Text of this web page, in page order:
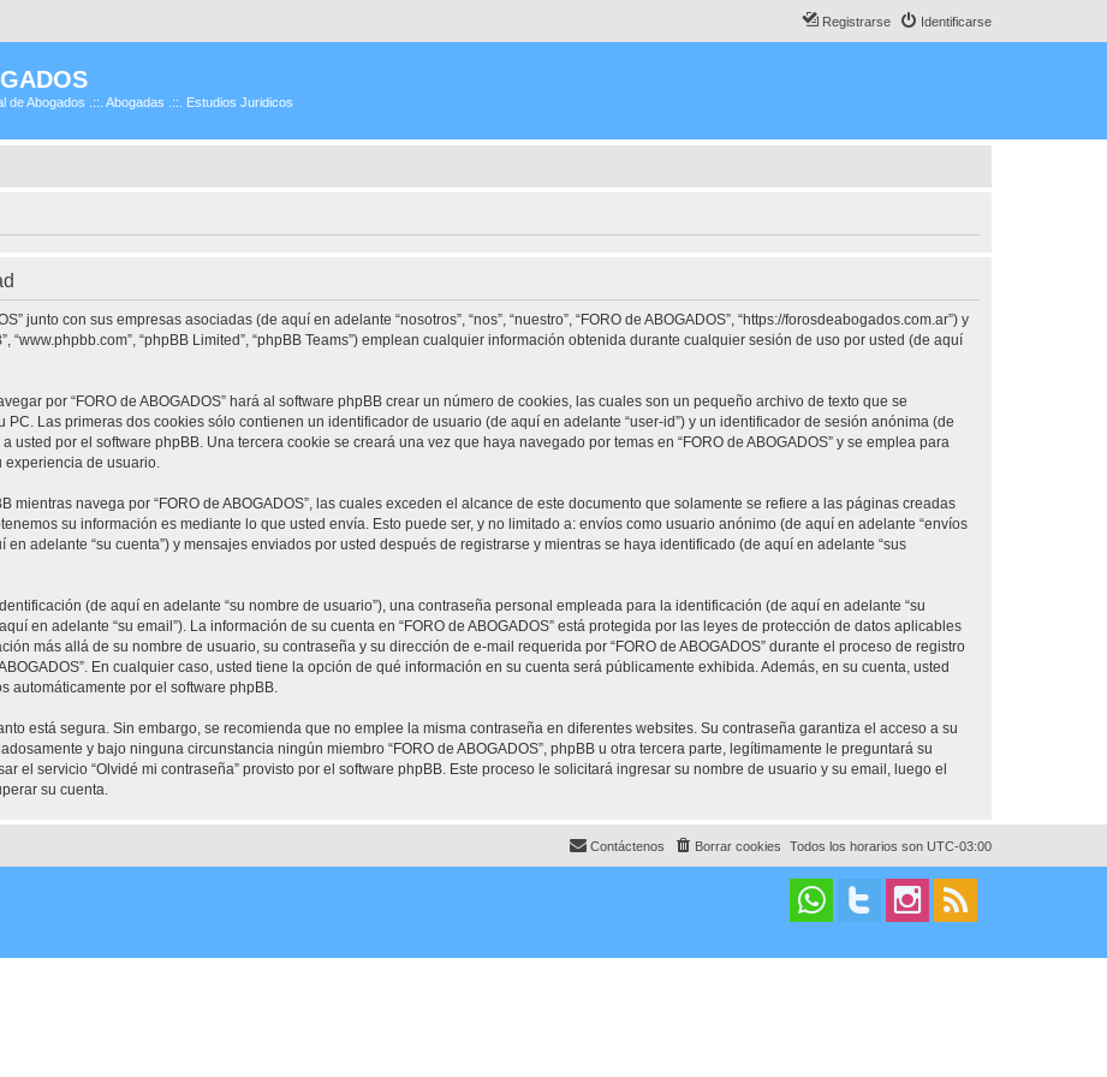
Identificarse
Registrarse
de Abogados .::. Abogadas .::. Estudios Juridicos
junto con sus empresas asociadas (de aquí en adelante “nosotros”, “nos”, “nuestro”, “FORO de ABOGADOS”, “https://forosdeabogados.com.ar”) y
“www.phpbb.com”, “phpBB Limited”, “phpBB Teams”) emplean cualquier información obtenida durante cualquier sesión de uso por usted (de aquí
por “FORO de ABOGADOS” hará al software phpBB crear un número de cookies, las cuales son un pequeño archivo de texto que se
Las primeras dos cookies sólo contienen un identificador de usuario (de aquí en adelante “user-id”) y un identificador de sesión anónima (de
usted por el software phpBB. Una tercera cookie se creará una vez que haya navegado por temas en “FORO de ABOGADOS” y se emplea para
experiencia de usuario.
mientras navega por “FORO de ABOGADOS”, las cuales exceden el alcance de este documento que solamente se refiere a las páginas creadas
su información es mediante lo que usted envía. Esto puede ser, y no limitado a: envíos como usuario anónimo (de aquí en adelante “envíos
en adelante “su cuenta”) y mensajes enviados por usted después de registrarse y mientras se haya identificado (de aquí en adelante “sus
(de aquí en adelante “su nombre de usuario”), una contraseña personal empleada para la identificación (de aquí en adelante “su
en adelante “su email”). La información de su cuenta en “FORO de ABOGADOS” está protegida por las leyes de protección de datos aplicables
más allá de su nombre de usuario, su contraseña y su dirección de e-mail requerida por “FORO de ABOGADOS” durante el proceso de registro
En cualquier caso, usted tiene la opción de qué información en su cuenta será públicamente exhibida. Además, en su cuenta, usted
automáticamente por el software phpBB.
está segura. Sin embargo, se recomienda que no emplee la misma contraseña en diferentes websites. Su contraseña garantiza el acceso a su
y bajo ninguna circunstancia ningún miembro “FORO de ABOGADOS”, phpBB u otra tercera parte, legítimamente le preguntará su
el servicio “Olvidé mi contraseña” provisto por el software phpBB. Este proceso le solicitará ingresar su nombre de usuario y su email, luego el
su cuenta.
Todos los horarios son UTC-03:00
Borrar cookies
Contáctenos